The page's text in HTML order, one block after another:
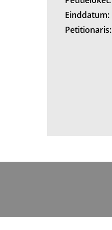
Einddatum:
Petitionaris: